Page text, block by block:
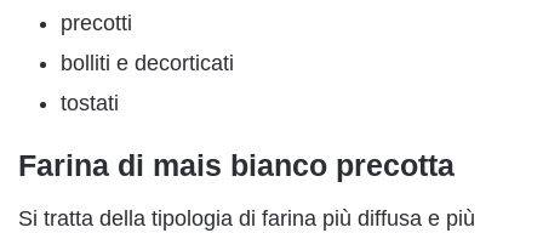
precotti
bolliti e decorticati
tostati
Farina di mais bianco precotta
Si tratta della tipologia di farina più diffusa e più